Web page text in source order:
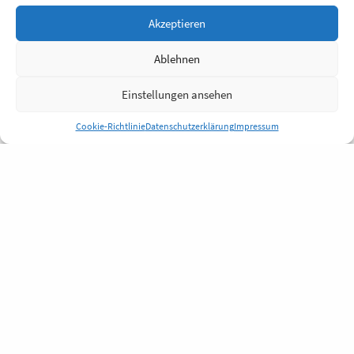
Akzeptieren
Ablehnen
Einstellungen ansehen
Cookie-RichtlinieDatenschutzerklärungImpressum